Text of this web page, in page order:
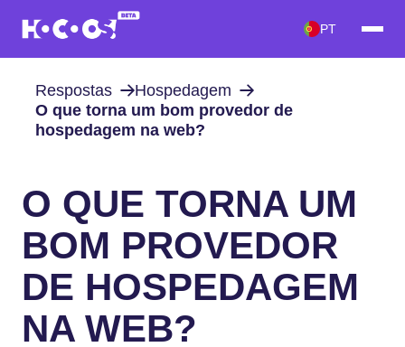
PT
Respostas
Hospedagem
O que torna um bom provedor de
hospedagem na web?
O QUE TORNA UM
BOM PROVEDOR
DE HOSPEDAGEM
NA WEB?